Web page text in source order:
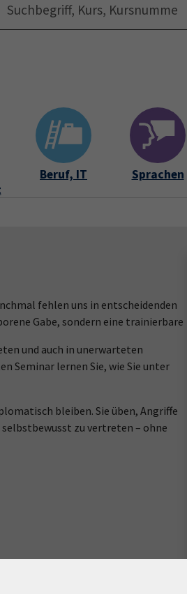
Beruf, IT Sprachen
fehlen uns in entscheidenden
Gabe, sondern eine trainierbare
und auch in unerwarteten
Seminar lernen Sie, wie Sie unter
bleiben. Sie üben, Angriffe
zu vertreten – ohne